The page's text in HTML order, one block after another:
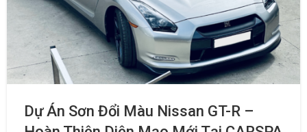
Dự Án Sơn Đổi Màu Nissan GT-R –